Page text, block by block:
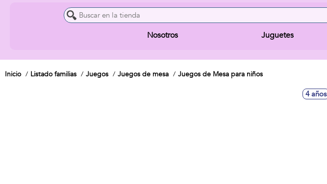
Nosotros Juguetes
Inicio Listado familias Juegos Juegos de mesa Juegos de Mesa para niños
4 años